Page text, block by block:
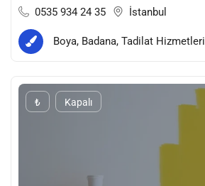
0535 934 24 35 İstanbul
Boya, Badana, Tadilat Hizmetleri
₺ Kapalı